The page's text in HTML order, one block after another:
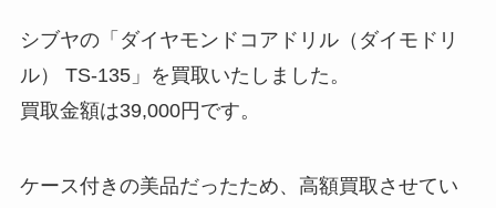
シブヤの「ダイヤモンドコアドリル（ダイモドリ
ル） TS-135」を買取いたしました。
買取金額は39,000円です。
ケース付きの美品だったため、高額買取させてい